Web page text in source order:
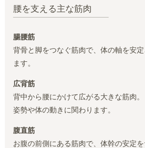
腰を支える主な筋肉
腸腰筋
背骨と脚をつなぐ筋肉で、体の軸を安
ます。
広背筋
背中から腰にかけて広がる大きな筋肉。
姿勢や体の動きに関わります。
腹直筋
お腹の前側にある筋肉で、体幹の安定を